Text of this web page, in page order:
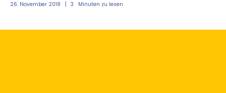
26. November 2018 3 Minuten zu lesen